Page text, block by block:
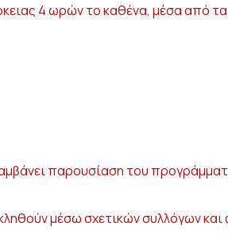
4 ωρών το καθένα, μέσα από
παρουσίαση του
μέσω σχετικών συλλόγων